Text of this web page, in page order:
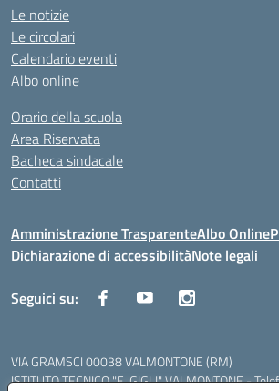
Le notizie
Le circolari
Calendario eventi
Albo online
Orario della scuola
Area Riservata
Bacheca sindacale
Contatti
Amministrazione TrasparenteAlbo Online
Dichiarazione di accessibilitàNote legali
Seguici su:
VIA GRAMSCI 00038 VALMONTONE (RM)
ISTITUTO TECNICO "E. GIGLI" VALMONTONE -